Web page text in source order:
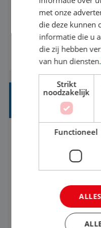
informatiebehoefte
afdelingen
informatiebehoefte
adviezen,
producten ontwikkel
uit ons datawa...
BEKIJK VACATURE
INKOPER
Baan
Jij vindt de mooiste
eenoudergezinnen
onvergetelijke
is dat? Ben jij de
BEKIJK VACATURE
met onze
die deze kunnen
informatie die u
die zij hebben
van hun diensten.
Strikt
noodzakelijk
Functioneel